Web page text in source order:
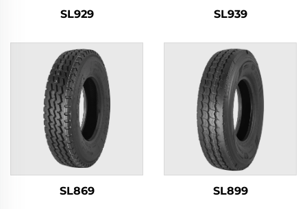
SL939
SL929
SL899
SL869